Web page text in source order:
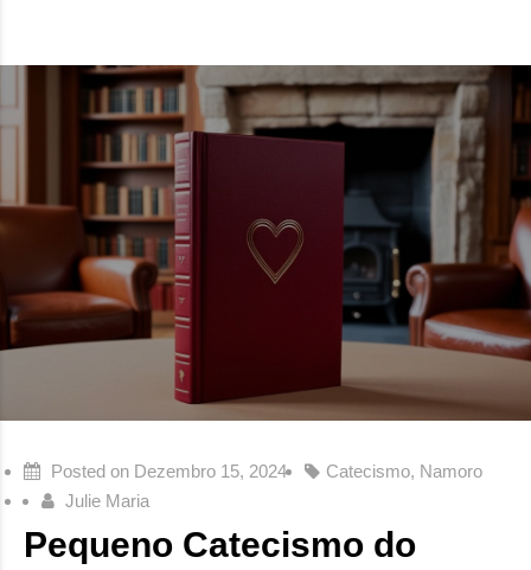
Posted on Dezembro 15, 2024 Catecismo, Namoro
Julie Maria
Pequeno Catecismo do